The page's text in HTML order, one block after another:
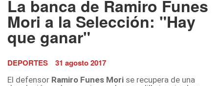
La banca de Ramiro Funes
Mori a la Selección: "Hay
que ganar"
DEPORTES 31 agosto 2017
El defensor Ramiro Funes Mori se recupera de una